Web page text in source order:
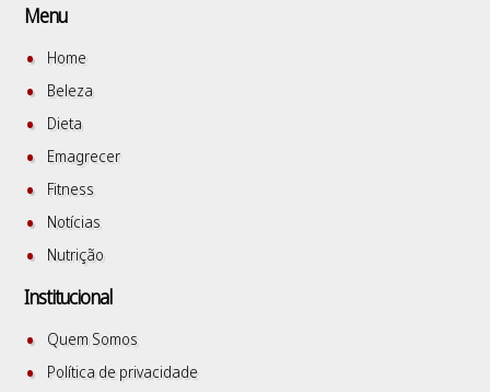
Menu
Home
Beleza
Dieta
Emagrecer
Fitness
Notícias
Nutrição
Institucional
Quem Somos
Política de privacidade